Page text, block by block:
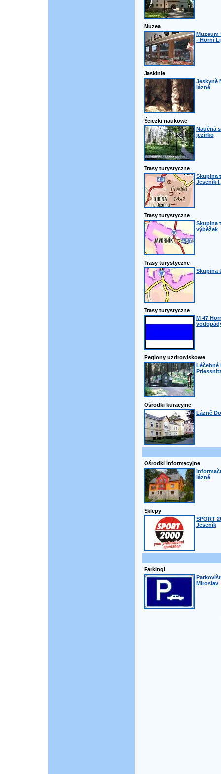
Muzea
Muzeum
- Horní
Jaskinie
Jeskyně
lázně
Ścieżki naukowe
Naučná
jezírko
Trasy turystyczne
Skupina
Jeseník I.
Trasy turystyczne
Skupina
výběžek
Trasy turystyczne
Skupina
Trasy turystyczne
M 47
Regiony uzdrowiskowe
Léčebné
Ośrodki kuracyjne
Lázně
Ośrodki informacyjne
lázně
Sklepy
SPORT
Jeseník
Parkingi
Miroslav